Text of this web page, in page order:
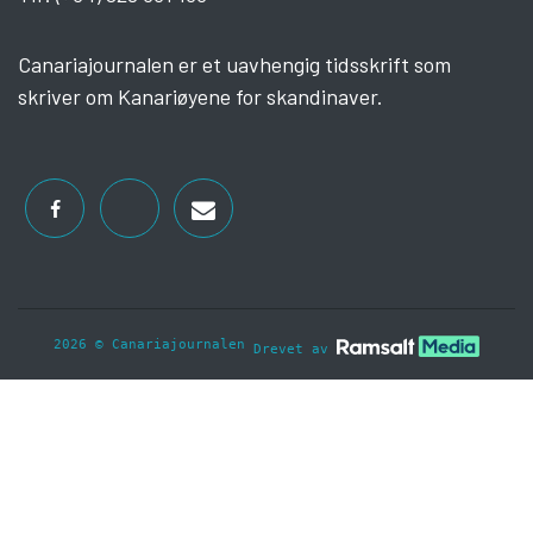
Canariajournalen er et uavhengig tidsskrift som
skriver om Kanariøyene for skandinaver.
2026 © Canariajournalen Drevet av